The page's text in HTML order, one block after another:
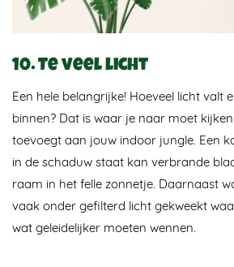
10. Te veel licht
Een hele belangrijke! Hoeveel licht valt
binnen? Dat is waar je naar moet
toevoegt aan jouw indoor jungle. Een
in de schaduw staat kan verbrande
raam in het felle zonnetje. Daarnaast
vaak onder gefilterd licht gekweekt
wat geleidelijker moeten wennen.